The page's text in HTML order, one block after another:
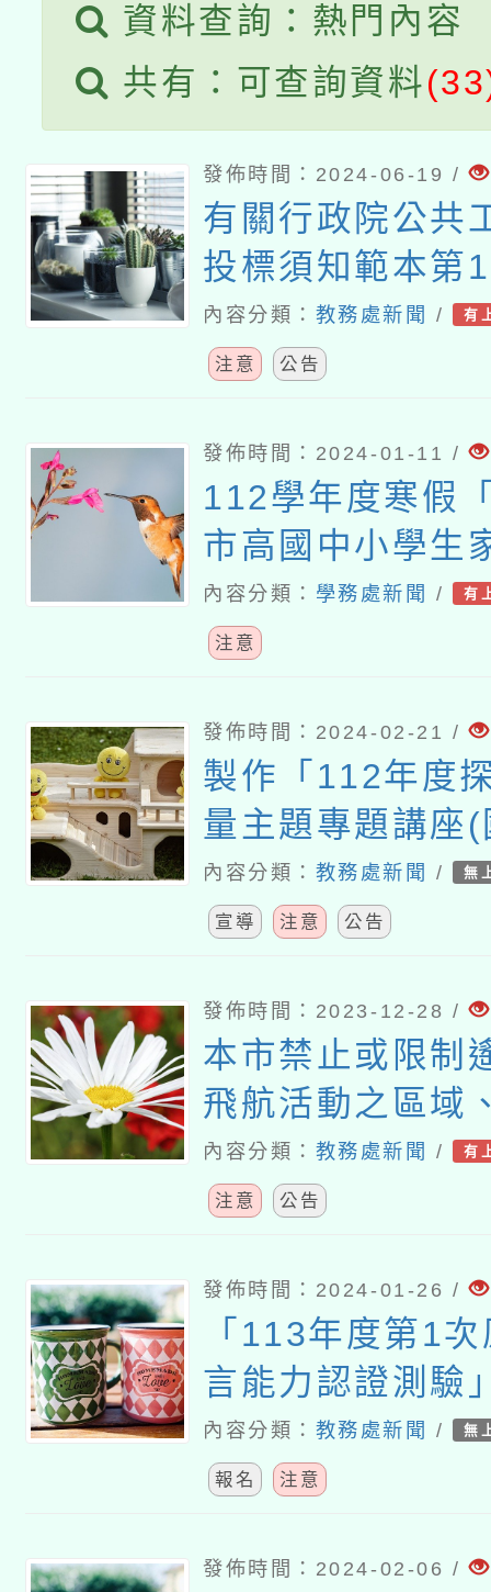
資料查詢：熱門內容
共有：可查詢資料
發佈時間：2024-06-19 /
有關行政院公共
投標須知範本第
條款之「無人機
求」附表，數位
請排除資安檢測
覽表」審查原則
內容分類： 教務處新聞 / 有
注意 公告
發佈時間：2024-01-11 /
112學年度寒假
市高國中小學生
信」一案
內容分類： 學務處新聞 / 有
注意
發佈時間：2024-02-21 /
製作「112年度
量主題專題講座
學)」影片上架
師平臺
內容分類： 教務處新聞 / 無
宣導 注意 公告
發佈時間：2023-12-28 /
本市禁止或限制
飛航活動之區域
他管理事項公告
內容分類： 教務處新聞 / 有
注意 公告
發佈時間：2024-01-26 /
「113年度第1
言能力認證測驗
名事宜詳如說明
內容分類： 教務處新聞 / 無
報名 注意
發佈時間：2024-02-06 /